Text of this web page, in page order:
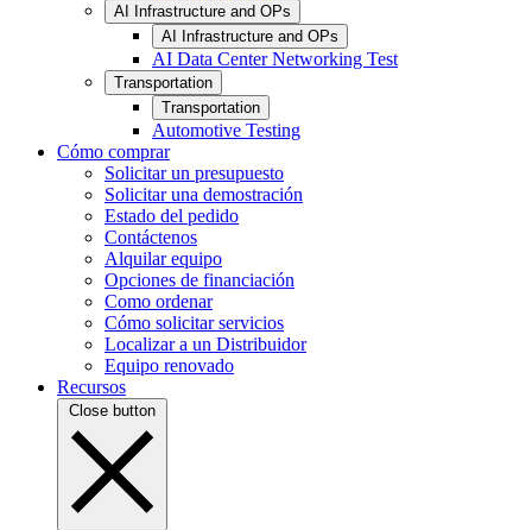
AI Infrastructure and OPs
AI Infrastructure and OPs
AI Data Center Networking Test
Transportation
Transportation
Automotive Testing
Cómo comprar
Solicitar un presupuesto
Solicitar una demostración
Estado del pedido
Contáctenos
Alquilar equipo
Opciones de financiación
Como ordenar
Cómo solicitar servicios
Localizar a un Distribuidor
Equipo renovado
Recursos
Close button